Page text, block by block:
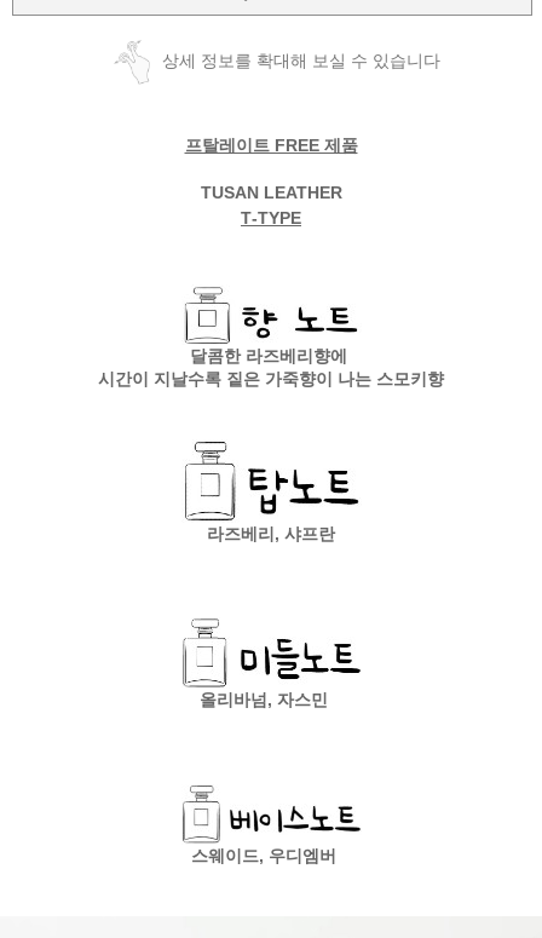
상세 정보를 확대해 보실 수 있습니다
프탈레이트 FREE 제품
TUSAN LEATHER
T-TYPE
달콤한 라즈베리향에
시간이 지날수록 짙은 가죽향이 나는 스모키향
라즈베리, 샤프란
올리바넘, 자스민
스웨이드, 우디엠버